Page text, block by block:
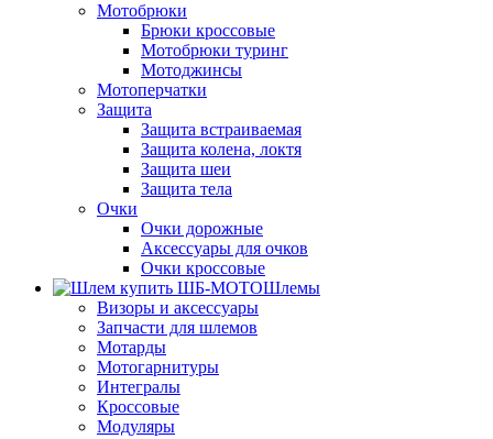
Мотобрюки
Брюки кроссовые
Мотобрюки туринг
Мотоджинсы
Мотоперчатки
Защита
Защита встраиваемая
Защита колена, локтя
Защита шеи
Защита тела
Очки
Очки дорожные
Аксессуары для очков
Очки кроссовые
Шлемы
Визоры и аксессуары
Запчасти для шлемов
Мотарды
Мотогарнитуры
Интегралы
Кроссовые
Модуляры